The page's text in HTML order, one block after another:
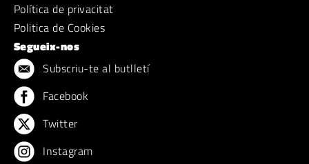
Política de privacitat
Politica de Cookies
Segueix-nos
Subscriu-te al butlletí
Facebook
Twitter
Instagram